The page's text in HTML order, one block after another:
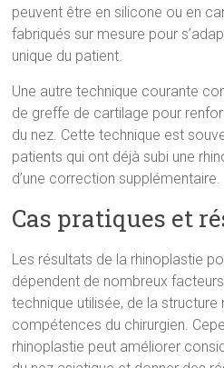
peuvent être en silicone ou en
fabriqués sur mesure pour
unique du patient.
Une autre technique courante
de greffe de cartilage pour
du nez. Cette technique est
patients qui ont déjà subi une
d’une correction supplémentaire.
Cas pratiques et
Les résultats de la rhinoplastie
dépendent de nombreux
technique utilisée, de la
compétences du chirurgien.
rhinoplastie peut améliorer